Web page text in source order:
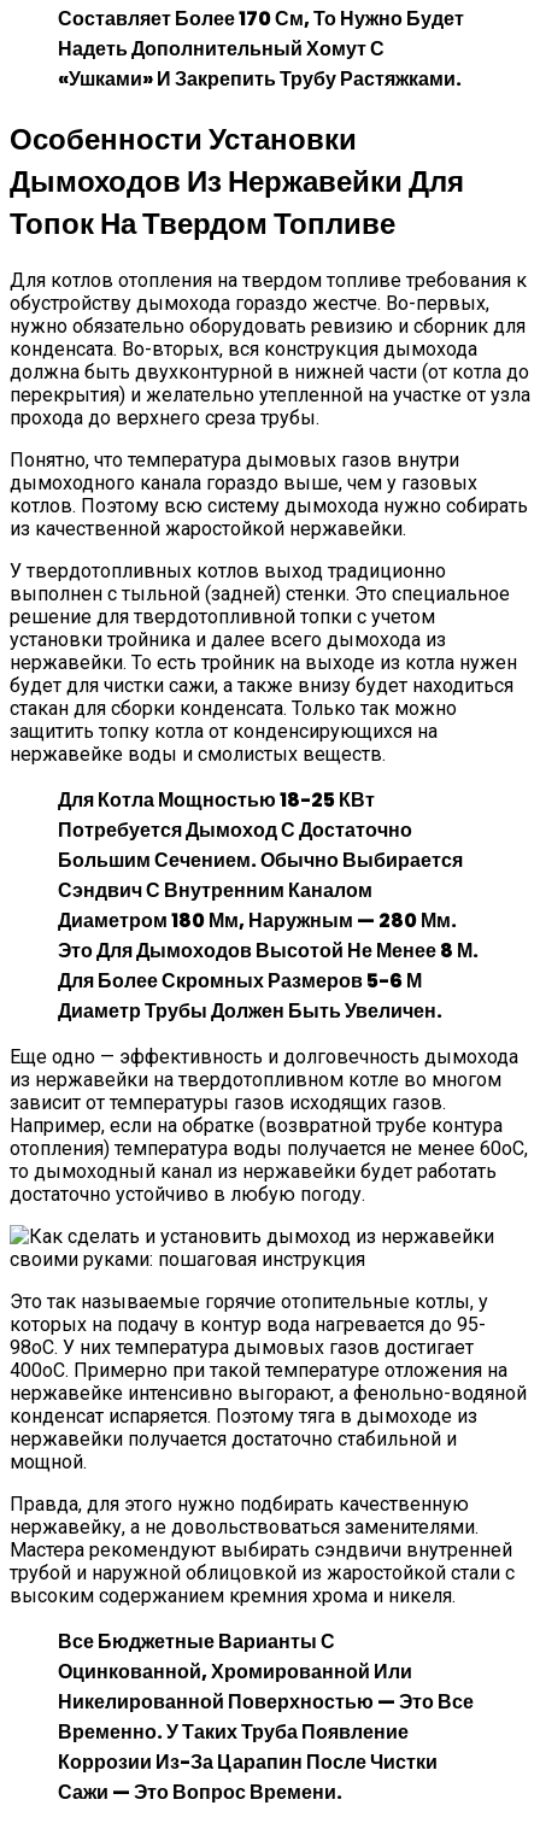
Составляет Более 170 См, То Нужно Будет
Надеть Дополнительный Хомут С
«ушками» И Закрепить Трубу Растяжками.
Особенности Установки
Дымоходов Из Нержавейки Для
Топок На Твердом Топливе
Для котлов отопления на твердом топливе требования к
обустройству дымохода гораздо жестче. Во-первых,
нужно обязательно оборудовать ревизию и сборник для
конденсата. Во-вторых, вся конструкция дымохода
должна быть двухконтурной в нижней части (от котла до
перекрытия) и желательно утепленной на участке от узла
прохода до верхнего среза трубы.
Понятно, что температура дымовых газов внутри
дымоходного канала гораздо выше, чем у газовых
котлов. Поэтому всю систему дымохода нужно собирать
из качественной жаростойкой нержавейки.
У твердотопливных котлов выход традиционно
выполнен с тыльной (задней) стенки. Это специальное
решение для твердотопливной топки с учетом
установки тройника и далее всего дымохода из
нержавейки. То есть тройник на выходе из котла нужен
будет для чистки сажи, а также внизу будет находиться
стакан для сборки конденсата. Только так можно
защитить топку котла от конденсирующихся на
нержавейке воды и смолистых веществ.
Для Котла Мощностью 18-25 КВт
Потребуется Дымоход С Достаточно
Большим Сечением. Обычно Выбирается
Сэндвич С Внутренним Каналом
Диаметром 180 Мм, Наружным — 280 Мм.
Это Для Дымоходов Высотой Не Менее 8 М.
Для Более Скромных Размеров 5-6 М
Диаметр Трубы Должен Быть Увеличен.
Еще одно — эффективность и долговечность дымохода
из нержавейки на твердотопливном котле во многом
зависит от температуры газов исходящих газов.
Например, если на обратке (возвратной трубе контура
отопления) температура воды получается не менее 60оС,
то дымоходный канал из нержавейки будет работать
достаточно устойчиво в любую погоду.
Это так называемые горячие отопительные котлы, у
которых на подачу в контур вода нагревается до 95-
98оС. У них температура дымовых газов достигает
400оС. Примерно при такой температуре отложения на
нержавейке интенсивно выгорают, а фенольно-водяной
конденсат испаряется. Поэтому тяга в дымоходе из
нержавейки получается достаточно стабильной и
мощной.
Правда, для этого нужно подбирать качественную
нержавейку, а не довольствоваться заменителями.
Мастера рекомендуют выбирать сэндвичи внутренней
трубой и наружной облицовкой из жаростойкой стали с
высоким содержанием кремния хрома и никеля.
Все Бюджетные Варианты С
Оцинкованной, Хромированной Или
Никелированной Поверхностью — Это Все
Временно. У Таких Труба Появление
Коррозии Из-За Царапин После Чистки
Сажи — Это Вопрос Времени.